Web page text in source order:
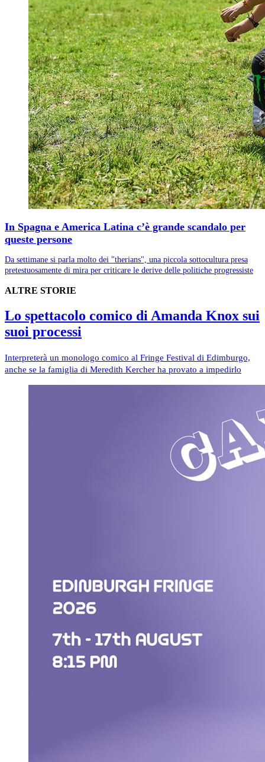
In Spagna e America Latina c’è grande scandalo per
queste persone
Da settimane si parla molto dei "therians", una piccola sottocultura presa
pretestuosamente di mira per criticare le derive delle politiche progressiste
ALTRE STORIE
Lo spettacolo comico di Amanda Knox sui
suoi processi
Interpreterà un monologo comico al Fringe Festival di Edimburgo,
anche se la famiglia di Meredith Kercher ha provato a impedirlo